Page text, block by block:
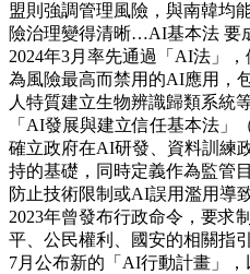
盟則強調管理風險，與南韓均
險治理變得清晰…AI基本法 要
2024年3月率先通過「AI法」
為風險最高而禁用的AI應用，
人特質建立生物辨識歸類系統
「AI發展與建立信任基本法」
確立政府在AI研發、資料訓練
持的基礎，同時定義作為監管
防止技術限制或AI誤用濫用導
2023年曾發布行政命令，要求
平、公民權利、國安的相關指
7月公布新的「AI行動計畫」